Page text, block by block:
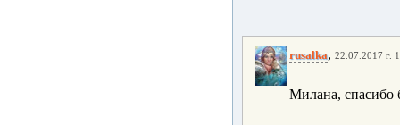
rusalka, 22.07.2017 г.
Милана,